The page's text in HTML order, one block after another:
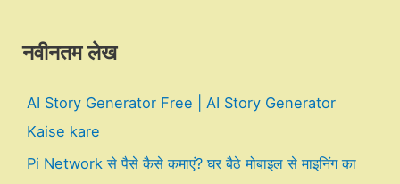
नवीनतम लेख
AI Story Generator Free | AI Story Generator
Kaise kare
Pi Network से पैसे कैसे कमाएं? घर बैठे मोबाइल से माइनिंग का